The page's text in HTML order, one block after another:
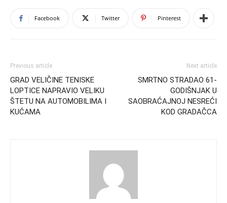
Facebook Twitter Pinterest
Previous article
GRAD VELIČINE TENISKE
LOPTICE NAPRAVIO VELIKU
ŠTETU NA AUTOMOBILIMA I
KUĆAMA
Next article
SMRTNO STRADAO 61-
GODIŠNJAK U
SAOBRAĆAJNOJ NESREĆI
KOD GRADAČCA